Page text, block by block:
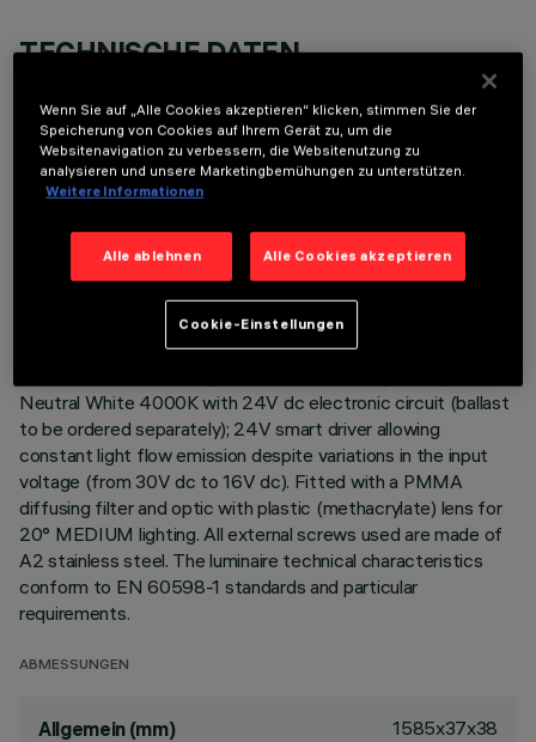
TECHNISCHE DATEN
BESCHREIBUNG
Direct light luminaire, designed to use monochrome LED
supports for installation (to be ordered separately). Extruded
aluminium boy, with zamak die-cast end caps complete with
silicone seals. Coated with liquid acrylic paint with a high level
of weather and UV ray resistance. The top of the optical
assembly is closed by a 3 mm thick transparent glass screen,
Neutral White 4000K with 24V dc electronic circuit (ballast
to be ordered separately); 24V smart driver allowing
constant light flow emission despite variations in the input
voltage (from 30V dc to 16V dc). Fitted with a PMMA
diffusing filter and optic with plastic (methacrylate) lens for
20° MEDIUM lighting. All external screws used are made of
A2 stainless steel. The luminaire technical characteristics
conform to EN 60598-1 standards and particular
requirements.
ABMESSUNGEN
Allgemein (mm) 1585x37x38
Wenn Sie auf „Alle Cookies akzeptieren“ klicken, stimmen Sie der
Speicherung von Cookies auf Ihrem Gerät zu, um die
Websitenavigation zu verbessern, die Websitenutzung zu
analysieren und unsere Marketingbemühungen zu unterstützen.
Weitere Informationen
Alle ablehnen Alle Cookies akzeptieren
Cookie-Einstellungen